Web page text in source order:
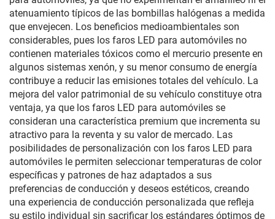
atenuamiento típicos de las bombillas halógenas a medida
que envejecen. Los beneficios medioambientales son
considerables, pues los faros LED para automóviles no
contienen materiales tóxicos como el mercurio presente en
algunos sistemas xenón, y su menor consumo de energía
contribuye a reducir las emisiones totales del vehículo. La
mejora del valor patrimonial de su vehículo constituye otra
ventaja, ya que los faros LED para automóviles se
consideran una característica premium que incrementa su
atractivo para la reventa y su valor de mercado. Las
posibilidades de personalización con los faros LED para
automóviles le permiten seleccionar temperaturas de color
específicas y patrones de haz adaptados a sus
preferencias de conducción y deseos estéticos, creando
una experiencia de conducción personalizada que refleja
su estilo individual sin sacrificar los estándares óptimos de